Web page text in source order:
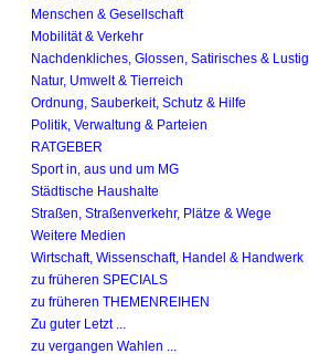
Menschen & Gesellschaft
Mobilität & Verkehr
Nachdenkliches, Glossen, Satirisches &
Natur, Umwelt & Tierreich
Ordnung, Sauberkeit, Schutz & Hilfe
Politik, Verwaltung & Parteien
RATGEBER
Sport in, aus und um MG
Städtische Haushalte
Straßen, Straßenverkehr, Plätze & Wege
Weitere Medien
Wirtschaft, Wissenschaft, Handel & Handwerk
zu früheren SPECIALS
zu früheren THEMENREIHEN
Zu guter Letzt ...
zu vergangen Wahlen ...